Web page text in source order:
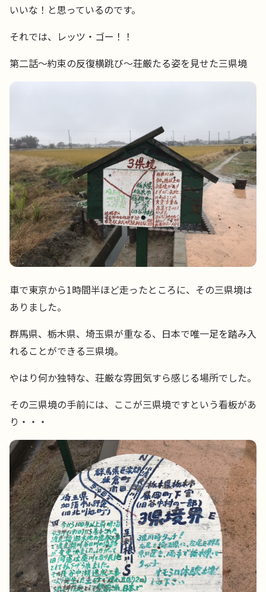
いいな！と思っているのです。
それでは、レッツ・ゴー！！
第二話〜約束の反復横跳び〜荘厳たる姿を見せた三県境
車で東京から1時間半ほど走ったところに、その三県境は
ありました。
群馬県、栃木県、埼玉県が重なる、日本で唯一足を踏み入
れることができる三県境。
やはり何か独特な、荘厳な雰囲気すら感じる場所でした。
その三県境の手前には、ここが三県境ですという看板があ
り・・・